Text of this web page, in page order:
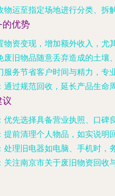
物运至指定场地进行分类、
的优势
物资变现，增加额外收入，尤
废旧物品随意丢弃造成的土壤
服务节省客户时间与精力，专
：通过规范回收，延长产品生命
议
：优先选择具备营业执照、口碑
：提前清理个人物品，如实说明
：处理旧电器如电脑、手机时，
：关注南京市关于废旧物资回收